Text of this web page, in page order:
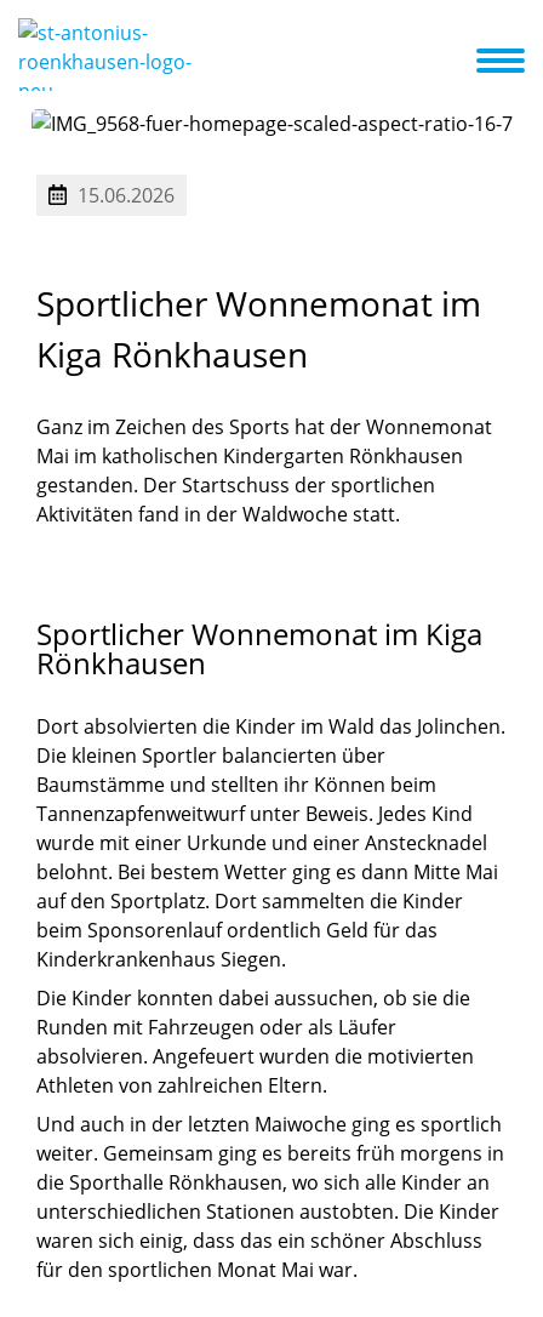
Das sind wir
15.06.2026
SportlicherWonnemonat im
Kiga Rönkhausen
Ganz im Zeichen des Sports hat der Wonnemonat
Mai im katholischen Kindergarten Rönkhausen
gestanden. Der Startschuss der sportlichen
Aktivitäten fand in der Waldwoche statt.
SportlicherWonnemonat im Kiga
Rönkhausen
Dort absolvierten die Kinder im Wald das Jolinchen.
Die kleinen Sportler balancierten über
Baumstämme und stellten ihr Können beim
Tannenzapfenweitwurf unter Beweis. Jedes Kind
wurde mit einer Urkunde und einer Anstecknadel
belohnt. Bei bestem Wetter ging es dann Mitte Mai
auf den Sportplatz. Dort sammelten die Kinder
beim Sponsorenlauf ordentlich Geld für das
Kinderkrankenhaus Siegen.
Die Kinder konnten dabei aussuchen, ob sie die
Runden mit Fahrzeugen oder als Läufer
absolvieren. Angefeuert wurden die motivierten
Athleten von zahlreichen Eltern.
Und auch in der letzten Maiwoche ging es sportlich
weiter. Gemeinsam ging es bereits früh morgens in
die Sporthalle Rönkhausen, wo sich alle Kinder an
unterschiedlichen Stationen austobten. Die Kinder
waren sich einig, dass das ein schöner Abschluss
für den sportlichen Monat Mai war.